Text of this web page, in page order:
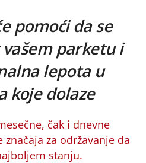
pomoći da se
parketu i
lepota u
koje dolaze
čak i dnevne
za održavanje da
stanju.